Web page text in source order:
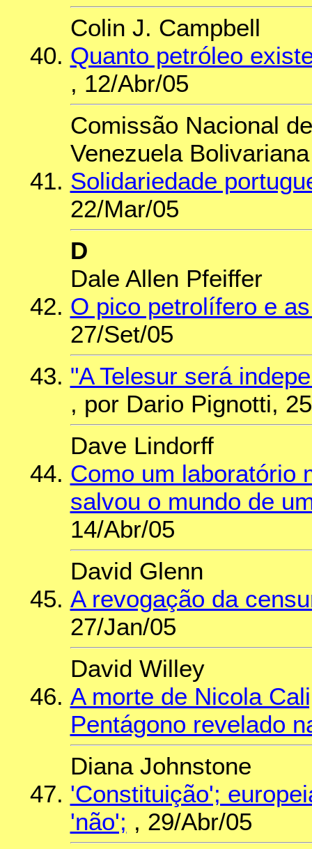
Colin J. Campbell
Quanto petróleo
, 12/Abr/05
Comissão Nacional
Venezuela Bolivariana
Solidariedade
22/Mar/05
D
Dale Allen Pfeiffer
O pico petrolífero e
27/Set/05
"A Telesur será
, por Dario Pignotti,
Dave Lindorff
Como um laboratório
salvou o mundo de
14/Abr/05
David Glenn
A revogação da
27/Jan/05
David Willey
A morte de Nicola
Pentágono revelado
Diana Johnstone
'Constituição';
'não'; , 29/Abr/05